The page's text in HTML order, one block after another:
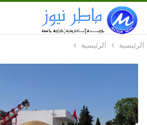
الرئيسية الرئيسية